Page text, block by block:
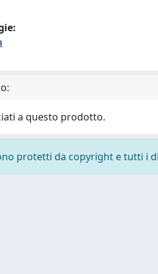
a questo prodotto.
protetti da copyright e tutti i